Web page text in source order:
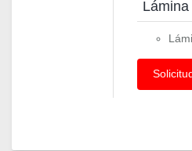
Lámina